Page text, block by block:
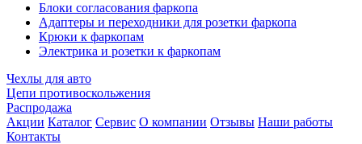
Блоки согласования фаркопа
Адаптеры и переходники для розетки фаркопа
Крюки к фаркопам
Электрика и розетки к фаркопам
Чехлы для авто
Цепи противоскольжения
Распродажа
Акции Каталог Сервис О компании Отзывы Наши работы
Контакты